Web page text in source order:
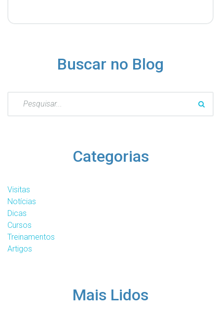
Buscar no Blog
Categorias
Visitas
Notícias
Dicas
Cursos
Treinamentos
Artigos
Mais Lidos